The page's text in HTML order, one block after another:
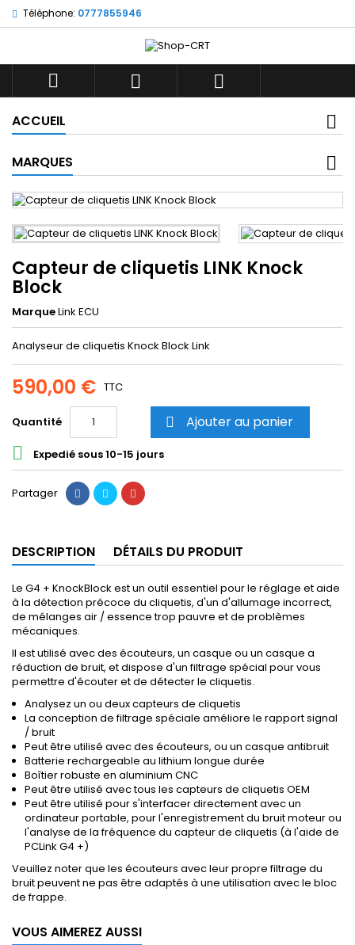
Téléphone: 0777855946
  
ACCUEIL
MARQUES
Capteur de cliquetis LINK Knock
Block
MarqueLink ECU
Analyseur de cliquetis Knock Block Link
590,00 € TTC
Quantité  Ajouter au panier
 Expedié sous 10-15 jours
Partager
DESCRIPTION DÉTAILS DU PRODUIT
Le G4 + KnockBlock est un outil essentiel pour le réglage et aide
à la détection précoce du cliquetis, d'un d'allumage incorrect,
de mélanges air / essence trop pauvre et de problèmes
mécaniques.
Il est utilisé avec des écouteurs, un casque ou un casque a
réduction de bruit, et dispose d'un filtrage spécial pour vous
permettre d'écouter et de détecter le cliquetis.
Analysez un ou deux capteurs de cliquetis
La conception de filtrage spéciale améliore le rapport signal
/ bruit
Peut être utilisé avec des écouteurs, ou un casque antibruit
Batterie rechargeable au lithium longue durée
Boîtier robuste en aluminium CNC
Peut être utilisé avec tous les capteurs de cliquetis OEM
Peut être utilisé pour s'interfacer directement avec un
ordinateur portable, pour l'enregistrement du bruit moteur ou
l'analyse de la fréquence du capteur de cliquetis (à l'aide de
PCLink G4 +)
Veuillez noter que les écouteurs avec leur propre filtrage du
bruit peuvent ne pas être adaptés à une utilisation avec le bloc
de frappe.
VOUS AIMEREZ AUSSI